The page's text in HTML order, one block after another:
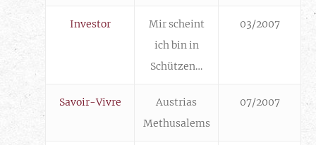
Investor
Mir scheint
ich bin in
Schützen…
03/2007
Savoir-Vivre
Austrias
Methusalems
07/2007